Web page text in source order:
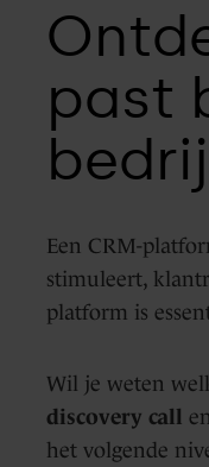
past
Een CRM-
stimuleert,
platform is
Wil je weten
discovery call
het volgende